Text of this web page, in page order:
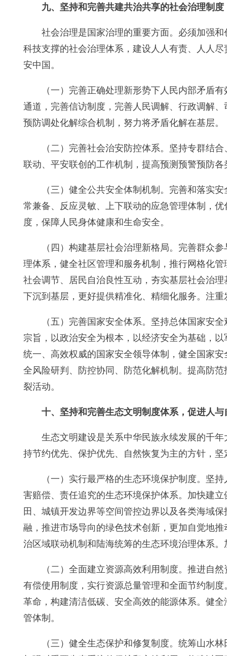
九、坚持和完善共建共治共享的社会治理制
社会治理是国家治理的重要方面。必须加强
科技支撑的社会治理体系，建设人人有责、人人
安中国。
（一）完善正确处理新形势下人民内部矛盾
通道，完善信访制度，完善人民调解、行政调解
预防调处化解综合机制，努力将矛盾化解在基层。
（二）完善社会治安防控体系。坚持专群结
联动、平安联创的工作机制，提高预测预警预防
（三）健全公共安全体制机制。完善和落实
常兼备、反应灵敏、上下联动的应急管理体制，
度，保障人民身体健康和生命安全。
（四）构建基层社会治理新格局。完善群众
理体系，健全社区管理和服务机制，推行网格化
社会调节、居民自治良性互动，夯实基层社会治
下沉到基层，更好提供精准化、精细化服务。注
（五）完善国家安全体系。坚持总体国家安
宗旨，以政治安全为根本，以经济安全为基础，
统一、高效权威的国家安全领导体制，健全国家
全风险研判、防控协同、防范化解机制。提高防
裂活动。
十、坚持和完善生态文明制度体系，促进人与
生态文明建设是关系中华民族永续发展的千
持节约优先、保护优先、自然恢复为主的方针，
（一）实行最严格的生态环境保护制度。坚
害赔偿、责任追究的生态环境保护体系。加快建
田、城镇开发边界等空间管控边界以及各类海域
融，推进市场导向的绿色技术创新，更加自觉地
治区域联动机制和陆海统筹的生态环境治理体系
（二）全面建立资源高效利用制度。推进自
有偿使用制度，实行资源总量管理和全面节约制
革命，构建清洁低碳、安全高效的能源体系。健
管体制。
（三）健全生态保护和修复制度。统筹山水